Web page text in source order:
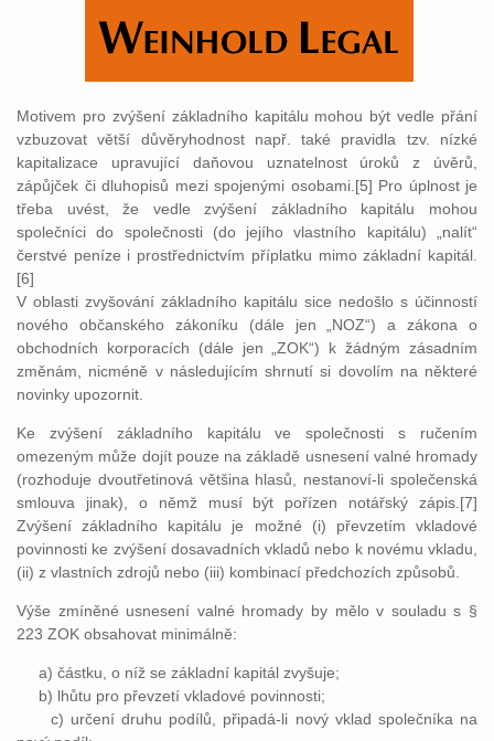
Motivem pro zvýšení základního kapitálu mohou být vedle přání
vzbuzovat větší důvěryhodnost např. také pravidla tzv. nízké
kapitalizace upravující daňovou uznatelnost úroků z úvěrů,
zápůjček či dluhopisů mezi spojenými osobami.[5] Pro úplnost je
třeba uvést, že vedle zvýšení základního kapitálu mohou
společníci do společnosti (do jejího vlastního kapitálu) „nalít“
čerstvé peníze i prostřednictvím příplatku mimo základní kapitál.
[6]
V oblasti zvyšování základního kapitálu sice nedošlo s účinností
nového občanského zákoníku (dále jen „NOZ“) a zákona o
obchodních korporacích (dále jen „ZOK“) k žádným zásadním
změnám, nicméně v následujícím shrnutí si dovolím na některé
novinky upozornit.
Ke zvýšení základního kapitálu ve společnosti s ručením
omezeným může dojít pouze na základě usnesení valné hromady
(rozhoduje dvoutřetinová většina hlasů, nestanoví-li společenská
smlouva jinak), o němž musí být pořízen notářský zápis.[7]
Zvýšení základního kapitálu je možné (i) převzetím vkladové
povinnosti ke zvýšení dosavadních vkladů nebo k novému vkladu,
(ii) z vlastních zdrojů nebo (iii) kombinací předchozích způsobů.
Výše zmíněné usnesení valné hromady by mělo v souladu s §
223 ZOK obsahovat minimálně:
a) částku, o níž se základní kapitál zvyšuje;
b) lhůtu pro převzetí vkladové povinnosti;
c) určení druhu podílů, připadá-li nový vklad společníka na